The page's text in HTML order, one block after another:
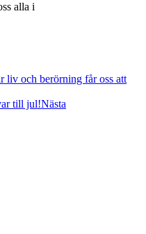
alla i
liv och berörning får oss att
till jul!Nästa